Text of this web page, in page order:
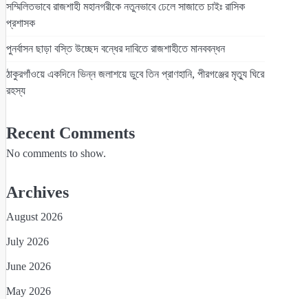
সম্মিলিতভাবে রাজশাহী মহানগরীকে নতুনভাবে ঢেলে সাজাতে চাইঃ রাসিক
প্রশাসক
পুনর্বাসন ছাড়া বস্তি উচ্ছেদ বন্ধের দাবিতে রাজশাহীতে মানববন্ধন
ঠাকুরগাঁওয়ে একদিনে ভিন্ন জলাশয়ে ডুবে তিন প্রাণহানি, পীরগঞ্জের মৃত্যু ঘিরে
রহস্য
Recent Comments
No comments to show.
Archives
August 2026
July 2026
June 2026
May 2026